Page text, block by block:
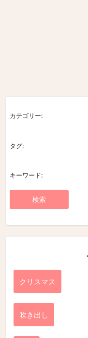
カテゴリー:
タグ:
キーワード:
クリスマス
吹き出し